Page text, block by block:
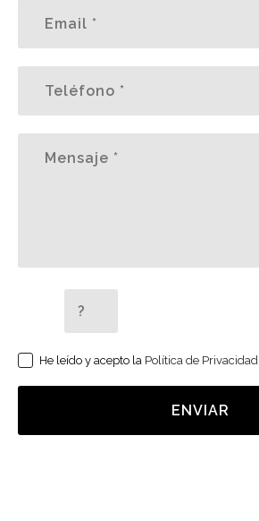
He leído y acepto la Política de Privacidad
ENVIAR